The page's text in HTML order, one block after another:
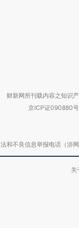
财新网所刊载内容之知识
京ICP证090880号
和不良信息举报电话（涉
关